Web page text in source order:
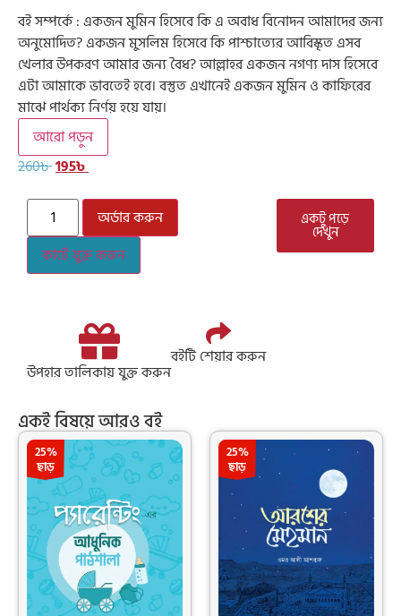
বই সম্পর্কে : একজন মুমিন হিসেবে কি এ অবাধ বিনোদন আমাদের জন্য
অনুমোদিত? একজন মুসলিম হিসেবে কি পাশ্চাত্যের আবিস্কৃত এসব
খেলার উপকরণ আমার জন্য বৈধ? আল্লাহর একজন নগণ্য দাস হিসেবে
এটা আমাকে ভাবতেই হবে। বস্তুত এখানেই একজন মুমিন ও কাফিরের
মাঝে পার্থক্য নির্ণয় হয়ে যায়।
আরো পড়ুন
260৳195৳
অর্ডার করুন
কার্টে যুক্ত করুন
একটু পড়ে
দেখুন
উপহার তালিকায় যুক্ত করুন
বইটি শেয়ার করুন
একই বিষয়ে আরও বই
25%
ছাড়
25%
ছাড়